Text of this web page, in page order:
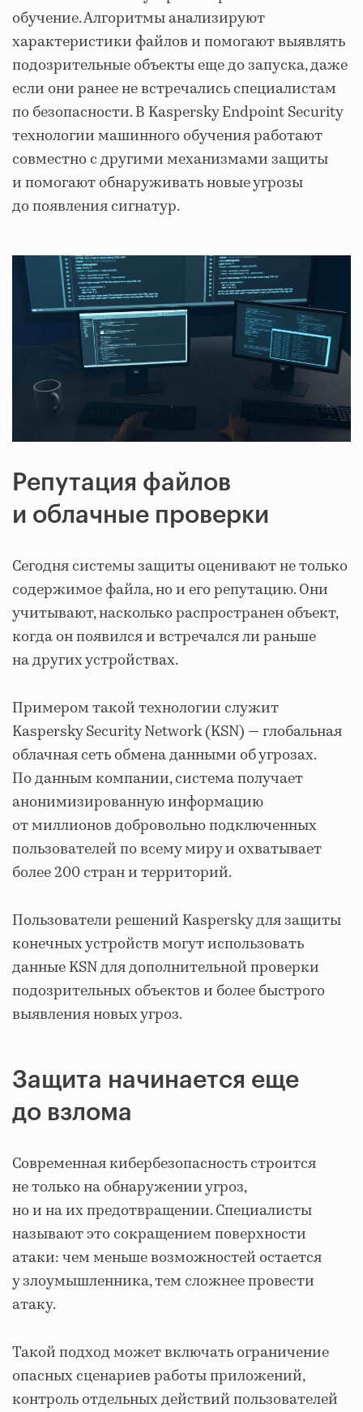
обучение. Алгоритмы анализируют
характеристики файлов и помогают выявлять
подозрительные объекты еще до запуска, даже
если они ранее не встречались специалистам
по безопасности. В Kaspersky Endpoint Security
технологии машинного обучения работают
совместно с другими механизмами защиты
и помогают обнаруживать новые угрозы
до появления сигнатур.
Репутация файлов
и облачные проверки
Сегодня системы защиты оценивают не только
содержимое файла, но и его репутацию. Они
учитывают, насколько распространен объект,
когда он появился и встречался ли раньше
на других устройствах.
Примером такой технологии служит
Kaspersky Security Network (KSN) — глобальная
облачная сеть обмена данными об угрозах.
По данным компании, система получает
анонимизированную информацию
от миллионов добровольно подключенных
пользователей по всему миру и охватывает
более 200 стран и территорий.
Пользователи решений Kaspersky для защиты
конечных устройств могут использовать
данные KSN для дополнительной проверки
подозрительных объектов и более быстрого
выявления новых угроз.
Защита начинается еще
до взлома
Современная кибербезопасность строится
не только на обнаружении угроз,
но и на их предотвращении. Специалисты
называют это сокращением поверхности
атаки: чем меньше возможностей остается
у злоумышленника, тем сложнее провести
атаку.
Такой подход может включать ограничение
опасных сценариев работы приложений,
контроль отдельных действий пользователей